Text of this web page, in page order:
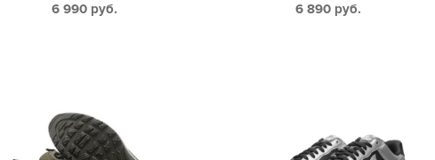
6 990 руб.
МУЖСКИЕ-ЖЕНСКИЕ (40-44)
6 890 руб.